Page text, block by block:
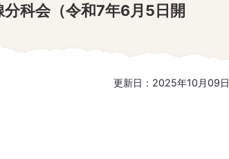
科会（令和7年6月5日開
更新日：2025年10月09日